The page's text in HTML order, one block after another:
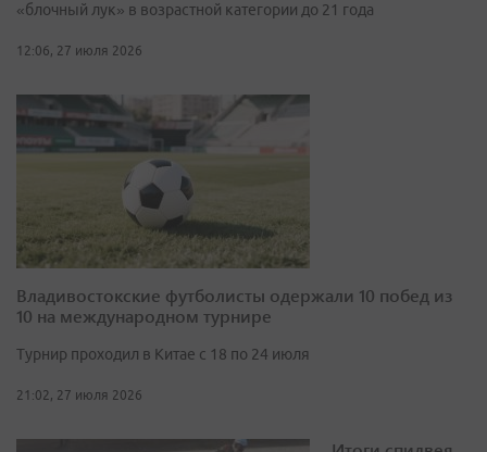
«блочный лук» в возрастной категории до 21 года
12:06, 27 июля 2026
Владивостокские футболисты одержали 10 побед из
10 на международном турнире
Турнир проходил в Китае с 18 по 24 июля
21:02, 27 июля 2026